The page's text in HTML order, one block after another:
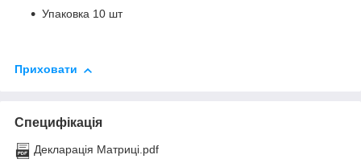
Упаковка 10 шт
Приховати
Специфікація
Декларація Матриці.pdf